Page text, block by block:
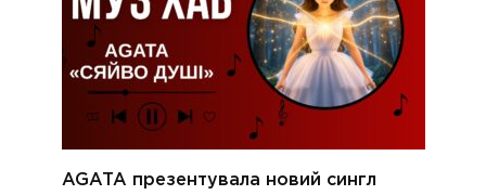
AGATA презентувала новий сингл